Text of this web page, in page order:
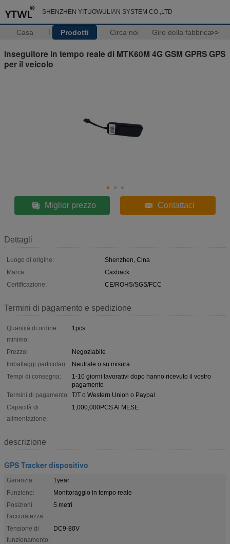
SHENZHEN YITUOWULIAN SYSTEM CO.,LTD
Casa Prodotti Circa noi Giro della fabbrica>>
Inseguitore in tempo reale di MTK60M 4G GSM GPRS GPS
per il veicolo
Miglior prezzo Contattaci
Dettagli
Luogo di origine:
Shenzhen, Cina
Marca:
Caxtrack
Certificazione:
CE/ROHS/SGS/FCC
Termini di pagamento e spedizione
Quantità di ordine
minimo:
1pcs
Prezzo:
Negoziabile
Imballaggi particolari:
Neutrale o su misura
Tempi di consegna:
1-10 giorni lavorativi dopo hanno ricevuto il vostro
pagamento
Termini di pagamento: T/T o Western Union o Paypal
Capacità di
alimentazione:
1,000,000PCS Al MESE
descrizione
GPS Tracker dispositivo
Garanzia:
1year
Funzione:
Monitoraggio in tempo reale
Posizioni
l'accuratezza:
5 metri
Tensione di
funzionamento:
DC9-80V